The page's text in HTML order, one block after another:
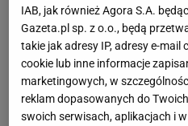
W imprezie wzięło udział
m.in. wojsko, policja, straż
więzienna. Rozgrywki
W fazie grupowejekipy
każdy z każdym. Najlepsi
IAB, jak również Agora S.A.
Gazeta.pl sp. z o.o., będą
takie jak adresy IP, adresy e-
cookie lub inne informacje
marketingowych, w
reklam dopasowanych do
swoich serwisach, aplikacjach i